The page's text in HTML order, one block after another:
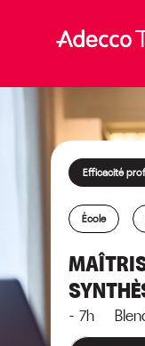
Efficacité
École
- 7h